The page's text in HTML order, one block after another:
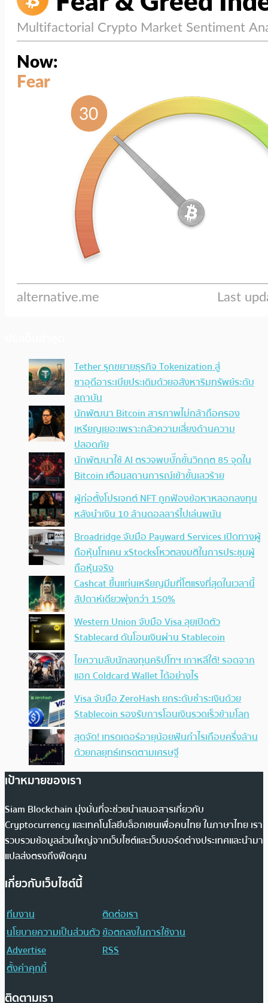
Tether รุกขยายธุรกิจ Tokenization สู่
ซาอุดีอาระเบียประเดิมด้วยอสังหาริมทรัพย์ระดับ
สถาบัน
นักพัฒนา Bitcoin สารภาพไม่กล้าถือครอง
เหรียญเยอะเพราะกลัวความเสี่ยงด้านความ
ปลอดภัย
นักพัฒนาใช้ AI ตรวจพบบั๊กขั้นวิกฤต 85 จุดใน
Bitcoin เตือนสถานการณ์เข้าขั้นเลวร้าย
ผู้ก่อตั้งโปรเจกต์ NFT ถูกฟ้องข้อหาหลอกลงทุน
หลังนำเงิน 10 ล้านดอลลาร์ไปเล่นพนัน
Broadridge จับมือ Payward Services เปิดทางผู้
ถือหุ้นโทเคน xStocksโหวตลงมติในการประชุมผู้
ถือหุ้นจริง
Cashcat ขึ้นแท่นเหรียญมีมที่โตแรงที่สุดในเวลานี้
สัปดาห์เดียวพุ่งกว่า 150%
Western Union จับมือ Visa ลุยเปิดตัว
Stablecard ดันโอนเงินผ่าน Stablecoin
ไขความลับนักลงทุนคริปโทฯ เกาหลีใต้! รอดจาก
แฮก Coldcard Wallet ได้อย่างไร
Visa จับมือ ZeroHash ยกระดับชำระเงินด้วย
Stablecoin รองรับการโอนเงินรวดเร็วข้ามโลก
สุดจัด! เทรดเดอร์อายุน้อยฟันกำไรเกือบครึ่งล้าน
ด้วยกลยุทธ์เทรดตามเศรษฐี
เป้าหมายของเรา
Siam Blockchain มุ่งมั่นที่จะช่วยนำเสนอสารเกี่ยวกับ
Cryptocurrency และเทคโนโลยีบล็อกเชนเพื่อคนไทย ในภาษาไทย เรา
รวบรวมข้อมูลส่วนใหญ่จากเว็บไซต์และเว็บบอร์ดต่างประเทศและนำมา
แปลส่งตรงถึงฟีดคุณ
เกี่ยวกับเว็บไซต์นี้
ทีมงาน
ติดต่อเรา
นโยบายความเป็นส่วนตัวข้อตกลงในการใช้งาน
Advertise
RSS
ตั้งค่าคุกกี้
ติดตามเรา